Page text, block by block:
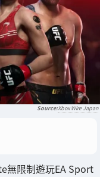
Xbox Wire Japan
無限制遊玩EA Sport